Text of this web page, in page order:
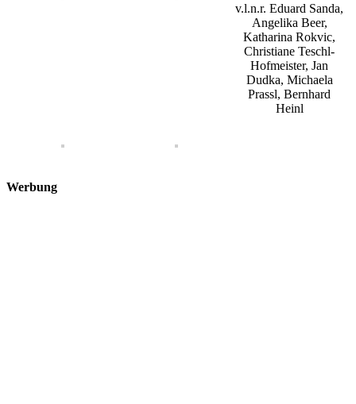
v.l.n.r. Eduard Sanda,
Angelika Beer,
Katharina Rokvic,
Christiane Teschl-
Hofmeister, Jan
Dudka, Michaela
Prassl, Bernhard
Heinl
Werbung